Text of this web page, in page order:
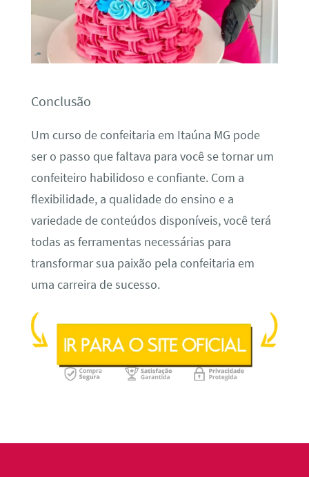
Conclusão
Um curso de confeitaria em Itaúna MG pode
ser o passo que faltava para você se tornar um
confeiteiro habilidoso e confiante. Com a
flexibilidade, a qualidade do ensino e a
variedade de conteúdos disponíveis, você terá
todas as ferramentas necessárias para
transformar sua paixão pela confeitaria em
uma carreira de sucesso.